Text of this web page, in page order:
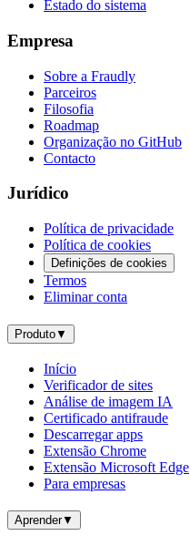
Estado do sistema
Empresa
Sobre a Fraudly
Parceiros
Filosofia
Roadmap
Organização no GitHub
Contacto
Jurídico
Política de privacidade
Política de cookies
Definições de cookies
Termos
Eliminar conta
Produto▼
Início
Verificador de sites
Análise de imagem IA
Certificado antifraude
Descarregar apps
Extensão Chrome
Extensão Microsoft Edge
Para empresas
Aprender▼